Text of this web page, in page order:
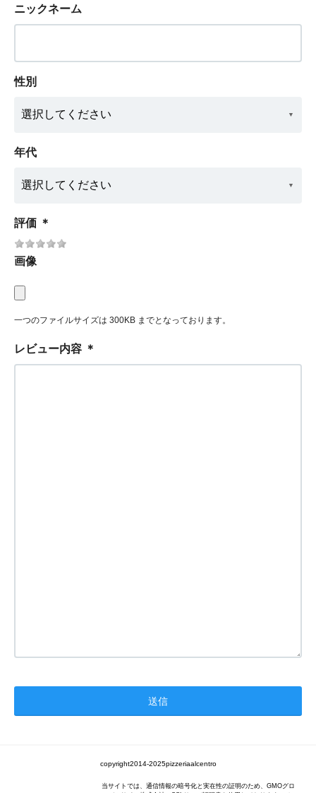
ニックネーム
性別
年代
評価 ＊
画像
一つのファイルサイズは 300KB までとなっております。
レビュー内容 ＊
copyright2014-2025pizzeriaalcentro
当サイトでは、通信情報の暗号化と実在性の証明のため、GMOグロ